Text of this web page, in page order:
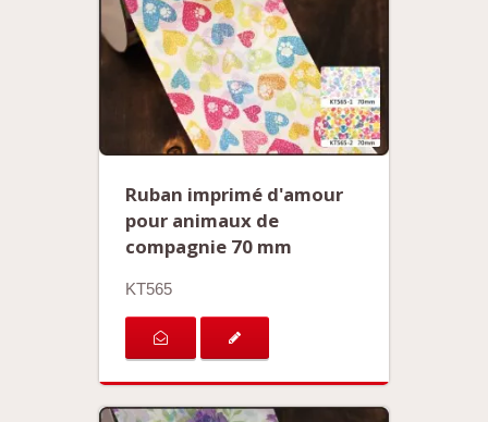
Ruban imprimé d'amour
pour animaux de
compagnie 70 mm
KT565